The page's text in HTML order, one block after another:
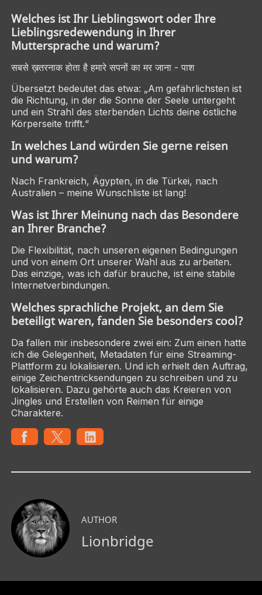
Welches ist Ihr Lieblingswort oder Ihre
Lieblingsredewendung in Ihrer
Muttersprache und warum?
सबसे ख़तरनाक होता है हमारे सपनों का मर जाना - पाश
Übersetzt bedeutet das etwa: „Am gefährlichsten ist
die Richtung, in der die Sonne der Seele untergeht
und ein Strahl des sterbenden Lichts deine östliche
Körperseite trifft.“
In welches Land würden Sie gerne reisen
und warum?
Nach Frankreich, Ägypten, in die Türkei, nach
Australien – meine Wunschliste ist lang!
Was ist Ihrer Meinung nach das Besondere
an Ihrer Branche?
Die Flexibilität, nach unseren eigenen Bedingungen
und von einem Ort unserer Wahl aus zu arbeiten.
Das einzige, was ich dafür brauche, ist eine stabile
Internetverbindungen.
Welches sprachliche Projekt, an dem Sie
beteiligt waren, fanden Sie besonders cool?
Da fallen mir insbesondere zwei ein: Zum einen hatte
ich die Gelegenheit, Metadaten für eine Streaming-
Plattform zu lokalisieren. Und ich erhielt den Auftrag,
einige Zeichentricksendungen zu schreiben und zu
lokalisieren. Dazu gehörte auch das Kreieren von
Jingles und Erstellen von Reimen für einige
Charaktere.
AUTHOR
Lionbridge